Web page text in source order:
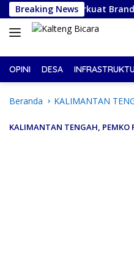
Langsung
ke
konten
Breaking News
Perkuat Branding
OPINI DESA
Beranda KALIMANTAN
KALIMANTAN TENGAH, PEMKO